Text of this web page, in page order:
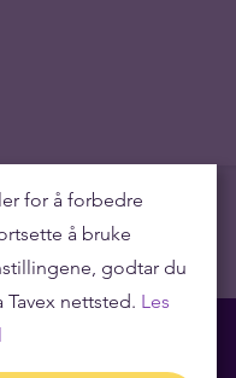
for å forbedre
å bruke
godtar du
nettsted. Les